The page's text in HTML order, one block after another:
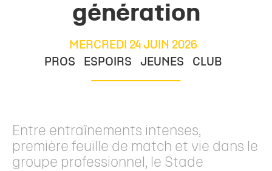
génération
MERCREDI 24 JUIN 2026
PROS
ESPOIRS JEUNES CLUB
Entre entraînements intenses,
première feuille de match et vie dans le
groupe professionnel, le Stade